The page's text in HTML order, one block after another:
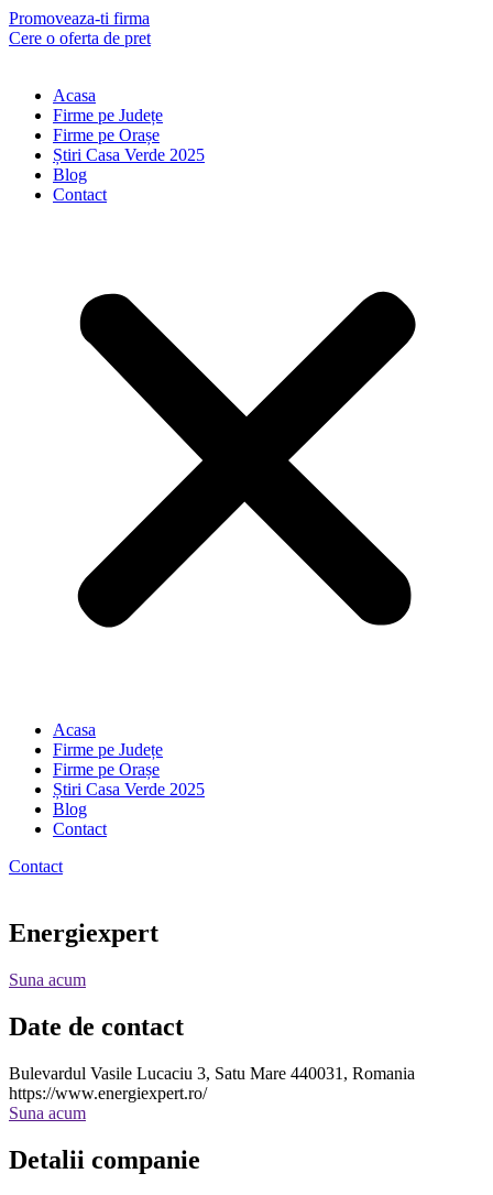
Skip
to
Promoveaza-ti firma
Cere o oferta de pret
Acasa
Firme pe Județe
Firme pe Orașe
Știri Casa Verde 2025
Blog
Contact
Acasa
Firme pe Județe
Firme pe Orașe
Știri Casa Verde 2025
Blog
Contact
Contact
Energiexpert
Suna acum
Date de contact
Bulevardul Vasile Lucaciu 3, Satu Mare 440031, Romania
https://www.energiexpert.ro/
Suna acum
Detalii companie